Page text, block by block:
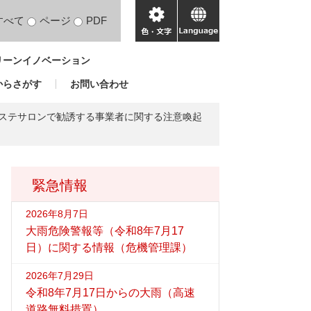
べて ページ PDF
色・
文
language
ンイノベーション
らさがす お問い合わせ
テサロンで勧誘する事業者に関する注意喚起
緊急情報
2026年8月7日
大雨危険警報等（令和8年7月17
日）に関する情報（危機管理課）
2026年7月29日
令和8年7月17日からの大雨（高速